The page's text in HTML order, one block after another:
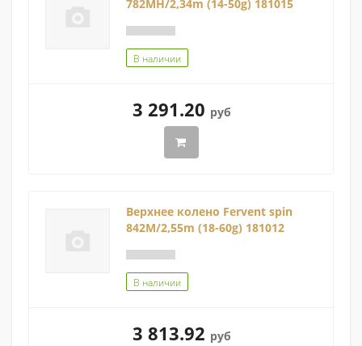
782MH/2,34m (14-50g) 181015
В наличии
3 291.20 руб
Верхнее колено Fervent spin
842M/2,55m (18-60g) 181012
В наличии
3 813.92 руб